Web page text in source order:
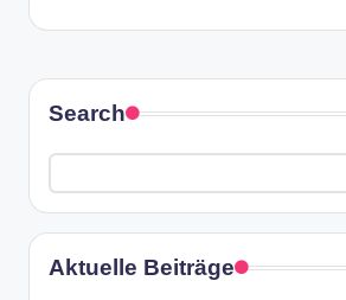
Search
Aktuelle Beiträge